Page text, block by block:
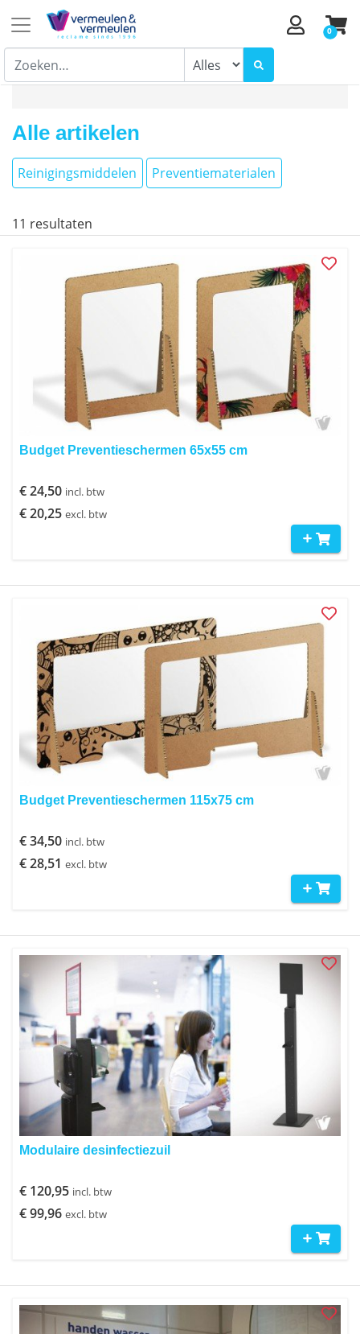
0
Alle artikelen
Reinigingsmiddelen Preventiematerialen
11 resultaten
Budget Preventieschermen 65x55 cm
€ 24,50 incl. btw
€ 20,25 excl. btw
Budget Preventieschermen 115x75 cm
€ 34,50 incl. btw
€ 28,51 excl. btw
Modulaire desinfectiezuil
€ 120,95 incl. btw
€ 99,96 excl. btw